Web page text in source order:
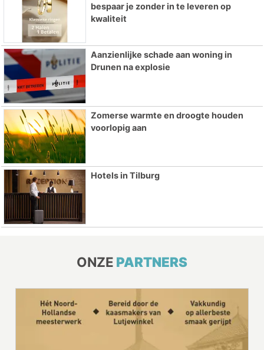
bespaar je zonder in te leveren op
kwaliteit
Aanzienlijke schade aan woning in
Drunen na explosie
Zomerse warmte en droogte houden
voorlopig aan
Hotels in Tilburg
ONZE PARTNERS